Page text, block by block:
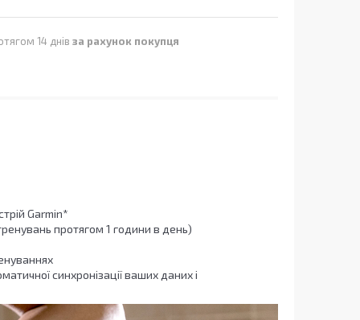
14 днів за рахунок покупця
Garmin*
протягом 1 години в день)
синхронізації ваших даних і